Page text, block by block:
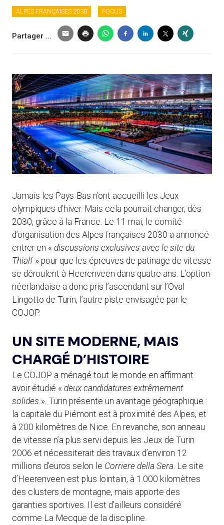
ALPES FRANÇAISES 2030 FOCUS
Partager ...
Jamais les Pays-Bas n’ont accueilli les Jeux
olympiques d’hiver. Mais cela pourrait changer, dès
2030, grâce à la France. Le 11 mai, le comité
d’organisation des Alpes françaises 2030 a annoncé
entrer en « discussions exclusives avec le site du
Thialf » pour que les épreuves de patinage de vitesse
se déroulent à Heerenveen dans quatre ans. L’option
néerlandaise a donc pris l’ascendant sur l’Oval
Lingotto de Turin, l’autre piste envisagée par le
COJOP.
UN SITE MODERNE, MAIS
CHARGÉ D’HISTOIRE
Le COJOP a ménagé tout le monde en affirmant
avoir étudié « deux candidatures extrêmement
solides ». Turin présente un avantage géographique :
la capitale du Piémont est à proximité des Alpes, et
à 200 kilomètres de Nice. En revanche, son anneau
de vitesse n’a plus servi depuis les Jeux de Turin
2006 et nécessiterait des travaux d’environ 12
millions d’euros selon le Corriere della Sera . Le site
d’Heerenveen est plus lointain, à 1.000 kilomètres
des clusters de montagne, mais apporte des
garanties sportives. Il est d’ailleurs considéré
comme La Mecque de la discipline.